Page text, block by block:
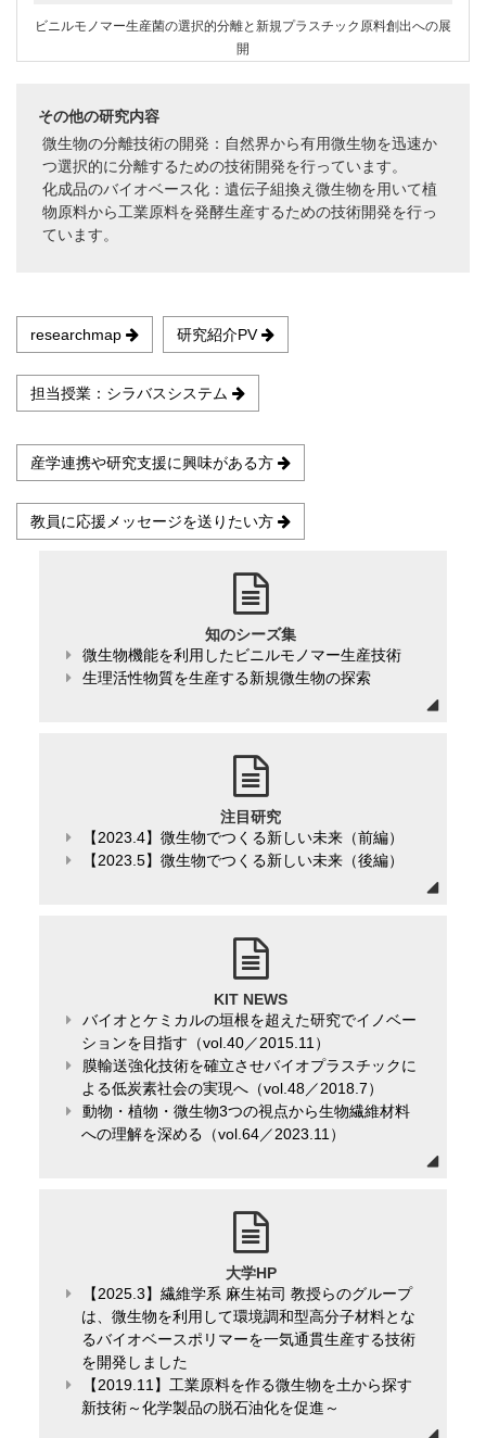
ビニルモノマー生産菌の選択的分離と新規プラスチック原料創出への展
開
その他の研究内容
微生物の分離技術の開発：自然界から有用微生物を迅速か
つ選択的に分離するための技術開発を行っています。
化成品のバイオベース化：遺伝子組換え微生物を用いて植
物原料から工業原料を発酵生産するための技術開発を行っ
ています。
researchmap 研究紹介PV
担当授業：シラバスシステム
産学連携や研究支援に興味がある方
教員に応援メッセージを送りたい方
知のシーズ集
微生物機能を利用したビニルモノマー生産技術
生理活性物質を生産する新規微生物の探索
注目研究
【2023.4】微生物でつくる新しい未来（前編）
【2023.5】微生物でつくる新しい未来（後編）
KIT NEWS
バイオとケミカルの垣根を超えた研究でイノベー
ションを目指す（vol.40／2015.11）
膜輸送強化技術を確立させバイオプラスチックに
よる低炭素社会の実現へ（vol.48／2018.7）
動物・植物・微生物3つの視点から生物繊維材料
への理解を深める（vol.64／2023.11）
大学HP
【2025.3】繊維学系 麻生祐司 教授らのグループ
は、微生物を利用して環境調和型高分子材料とな
るバイオベースポリマーを一気通貫生産する技術
を開発しました
【2019.11】工業原料を作る微生物を土から探す
新技術～化学製品の脱石油化を促進～